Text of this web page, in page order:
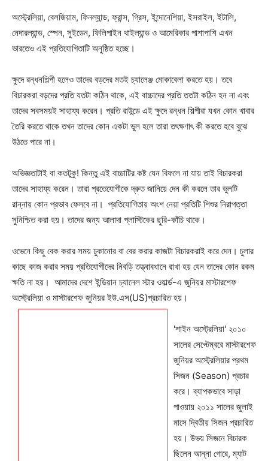
অস্ট্রেলিয়া, বেলজিয়াম, ফিনল্যান্ড, ফ্রান্স, গ্রিস, ইন্দোনেশিয়া, ইসরাইল, ইটালি,
নেদারল্যান্ড, স্পেন, সুইডেন, ফিলিপাইন থাইল্যান্ড ও আমেরিকার পাশাপাশি এখন
ভারতেও এই প্রতিযোগিতাটি অনুষ্ঠিত হচ্ছে।
ক্ষুদে রন্ধনশিল্পী হলেও তাদের বড়দের মতই চ্যালেঞ্জ মোকাবেলা করতে হয়। তবে
বিচারকরা বড়দের প্রতি যতটা কঠিন থাকে, এই বাচ্চাদের প্রতি ততটা কঠিন হন না এবং
তাদের সবসময়ই সাহায্য করেন। প্রতি রাউন্ডে এই ক্ষুদে রন্ধন শিল্পীরা যখন কোন খাবার
তৈরি করতে থাকে তখন তাদের কোন একটা ভুল হলে তারা তৎক্ষণাৎ কী করতে হবে বুঝে
উঠতে পারে না।
অভিজ্ঞতাটাই বা কতটুকু! কিন্তু এই বাচ্চাটির কষ্ট যেন বিফলে না যায় তাই বিচারকরা
তাদের সাহায্য করেন। তারা প্রতেযোগীকে দ্রুত জানিয়ে দেন কী করলে তার ভুলটি
রান্নায় কোন প্রভাব ফেলবে না। প্রতিযোগিতায় অংশ নেয়া প্রতিটি শিশুর নিরাপত্তা
সুনিশ্চিত করা হয়। তাদের জন্য আলাদা প্লাস্টিকের ছুরি-কাঁচি থাকে।
ওভেনে কিছু বেক করার সময় ঢুকানোর বা বের করার কাজটা বিচারকরাই করে দেন। চুলার
কাছে কাজ করার সময় প্রতিযোগীদের নিবড়ি তত্ত্বাবধানে রাখা হয় যেন তাদের কোন রকম
ক্ষতি না হয়। আমাদের দেশে ইন্ডিয়ান চ্যানেল স্টার ওয়ার্ল্ড-এ জুনিয়র মাস্টারশেফ
অস্ট্রেলিয়া ও মাস্টারশেফ জুনিয়র ইউ.এস(US)প্রচারিত হয়।
'শাইন অস্ট্রেলিয়া' ২০১০
সালের সেপ্টেম্বরে মাস্টারশেফ
জুনিয়র অস্ট্রেলিয়ার প্রথম
সিজন (Season) প্রচার
করে। ব্যাপকভাবে সাড়া
পাওয়ায় ২০১১ সালের জুলাই
মাসে দ্বিতীয় সিজন প্রচারিত
হয়। উভয় সিজনে বিচারক
ছিলেন আন্না গোরে, ম্যাট